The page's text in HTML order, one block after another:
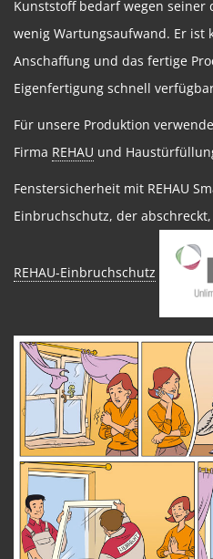
Kunststoff bedarf wegen seiner
wenig Wartungsaufwand. Er ist
Anschaffung und das fertige
Eigenfertigung schnell
Für unsere Produktion
Firma REHAU und
Fenstersicherheit mit REHAU
Einbruchschutz, der
REHAU-Einbruchschutz